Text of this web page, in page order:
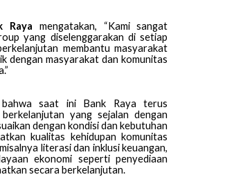
Raya mengatakan, “Kami sangat
yang diselenggarakan di setiap
membantu masyarakat
dengan masyarakat dan komunitas
bahwa saat ini Bank Raya terus
yang sejalan dengan
dengan kondisi dan kebutuhan
kualitas kehidupan komunitas
literasi dan inklusi keuangan,
ekonomi seperti penyediaan
secara berkelanjutan.